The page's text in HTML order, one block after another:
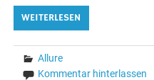
WEITERLESEN
Allure
Kommentar hinterlassen